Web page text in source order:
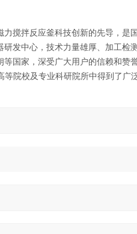
搅拌反应釜科技创新的先导，是
发中心，技术力量雄厚、加工检
国家，深受广大用户的信赖和赞
院校及专业科研院所中得到了广